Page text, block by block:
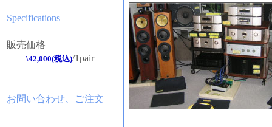
Specifications
販売価格
\42,000(税込)/1pair
お問い合わせ、ご注文